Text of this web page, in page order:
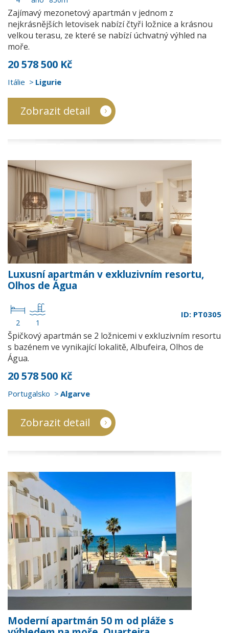
Zajímavý mezonetový apartmán v jednom z
nejkrásnějších letovisek nabízí čtyři ložnice a krásnou
velkou terasu, ze které se nabízí úchvatný výhled na
moře.
20 578 500 Kč
Itálie Ligurie
Zobrazit detail
Luxusní apartmán v exkluzivním resortu,
Olhos de Água
2 1
ID: PT0305
Špičkový apartmán se 2 ložnicemi v exkluzivním resortu
s bazénem ve vynikající lokalitě, Albufeira, Olhos de
Água.
20 578 500 Kč
Portugalsko Algarve
Zobrazit detail
Moderní apartmán 50 m od pláže s